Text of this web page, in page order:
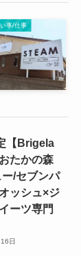
事/仕事
【Brigela
たかの森
/セブンパ
ッシュ×ジ
ーツ専門
日